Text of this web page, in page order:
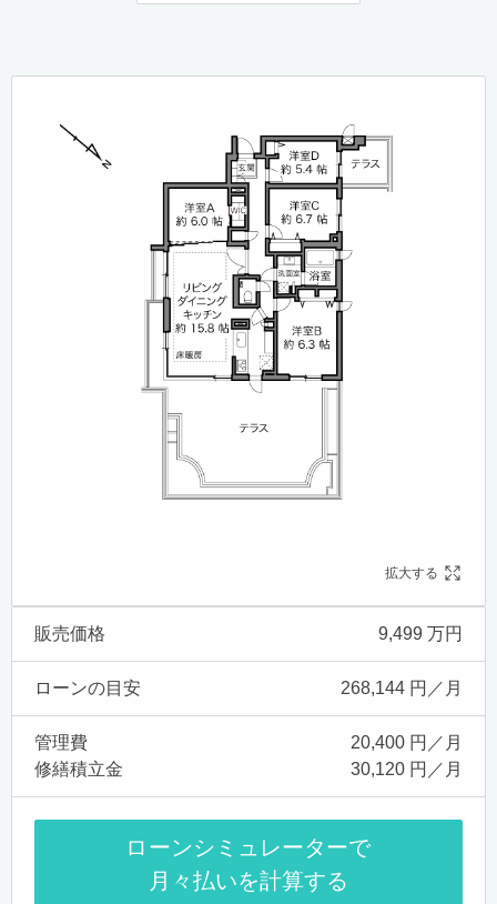
拡大する
販売価格 9,499 万円
ローンの目安 268,144 円／月
管理費
20,400 円／月
修繕積立金
30,120 円／月
ローンシミュレーターで
月々払いを計算する